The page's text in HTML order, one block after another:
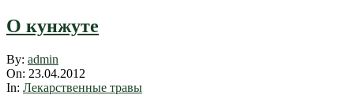
О кунжуте
2012-
04-
23
By: admin
On: 23.04.2012
In: Лекарственные травы